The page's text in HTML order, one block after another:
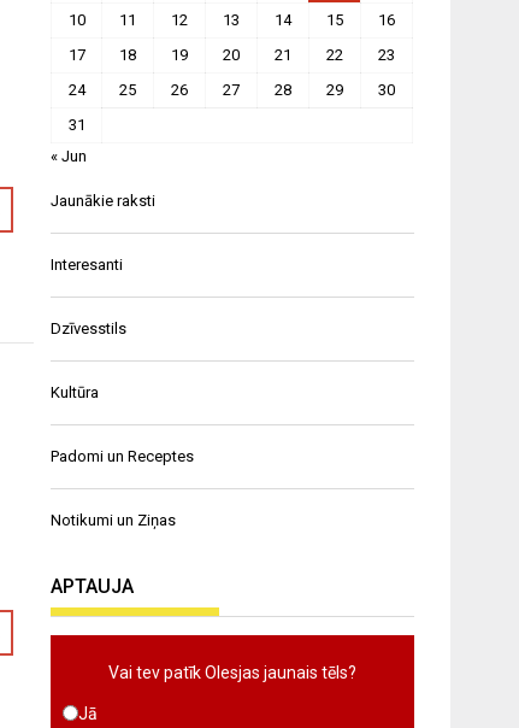
10
11 12 13 14 15
16
17
18 19 20 21 22
23
24
25 26 27 28 29
30
31
« Jun
Jaunākie raksti
Interesanti
Dzīvesstils
Kultūra
Padomi un Receptes
Notikumi un Ziņas
APTAUJA
Vai tev patīk Olesjas jaunais tēls?
Jā